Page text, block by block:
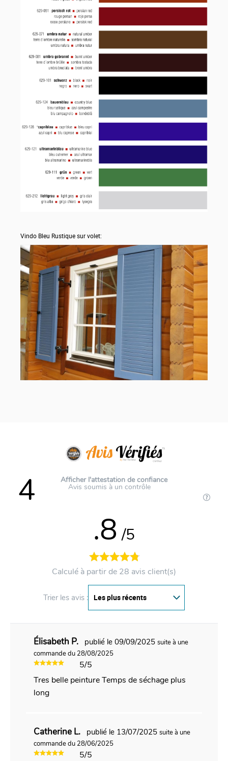
Vindo Bleu Rustique sur volet:
Afficher l'attestation de confiance
Avis soumis à un contrôle
4
.8 /5
Calculé à partir de 28 avis client(s)
Trier les avis :
Élisabeth P. publié le 09/09/2025 suite à une
commande du 28/08/2025
5/5
Tres belle peinture Temps de séchage plus
long
Catherine L. publié le 13/07/2025 suite à une
commande du 28/06/2025
5/5